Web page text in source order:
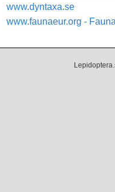
www.dyntaxa.se
www.faunaeur.org -